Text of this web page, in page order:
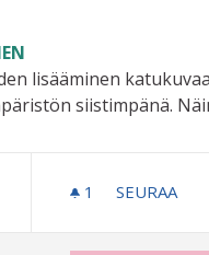
lisääminen
siistimpänä.
1 1 SEURAAJA
SEURAA